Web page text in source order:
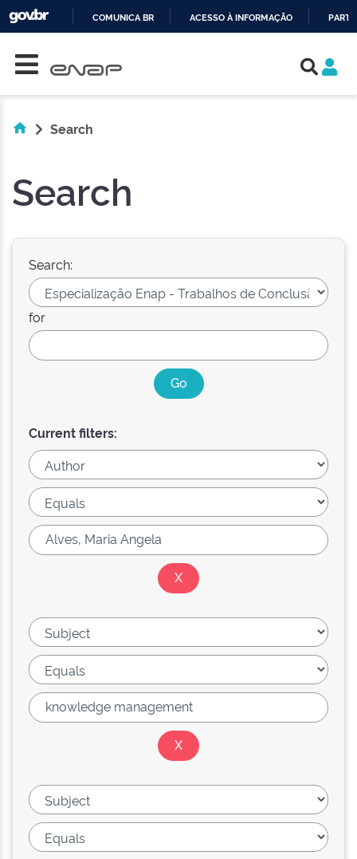
COMUNICA BR ACESSO À INFORMAÇÃO
Search
Search
Search:
for
Current filters: